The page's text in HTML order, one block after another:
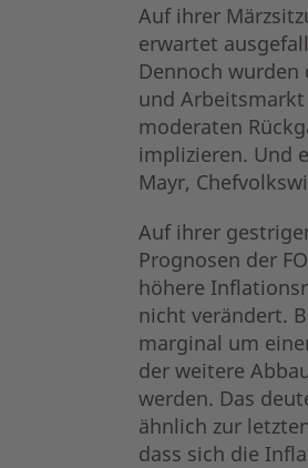
Auf ihrer
erwartet
Dennoch
und
moderaten
implizieren. Und
Mayr,
Auf ihrer
Prognosen der
höhere
nicht verändert.
marginal um
der weitere
werden. Das
ähnlich zur
dass sich die